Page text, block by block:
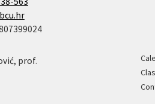
prof.